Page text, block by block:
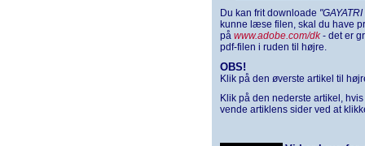
Du kan frit downloade
kunne læse filen, skal du have
på www.adobe.com/dk- det er
pdf-filen i ruden til højre.
OBS!
Klik på den øverste artikel til
Klik på den nederste artikel,
vende artiklens sider ved at